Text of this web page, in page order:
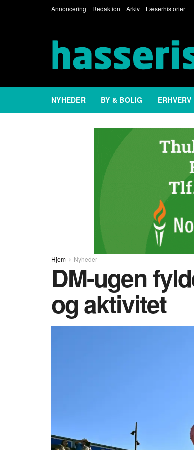
Annoncering Redaktion Arkiv Læserhistorier
NYHEDER BY & BOLIG
Hjem Nyheder
DM-ugen
og aktivitet